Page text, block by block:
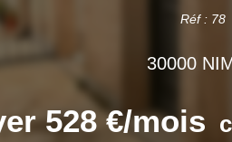
Réf : 78
30000
528 €/mois